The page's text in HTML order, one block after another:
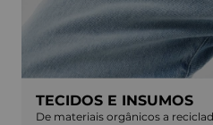
TECIDOS E INSUMOS
De materiais orgânicos a